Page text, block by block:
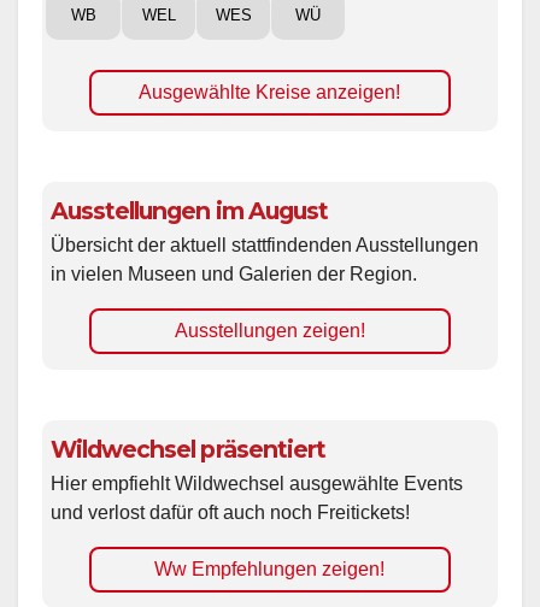
WB WEL WES WÜ
Ausgewählte Kreise anzeigen!
Ausstellungen im August
Übersicht der aktuell stattfindenden Ausstellungen
in vielen Museen und Galerien der Region.
Ausstellungen zeigen!
Wildwechsel präsentiert
Hier empfiehlt Wildwechsel ausgewählte Events
und verlost dafür oft auch noch Freitickets!
Ww Empfehlungen zeigen!